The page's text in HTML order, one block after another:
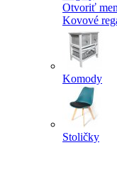
Otvoriť
Kovové
Komody
Stoličky